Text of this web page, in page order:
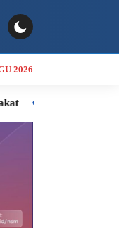
2026
Gerak Cepat Bobby,